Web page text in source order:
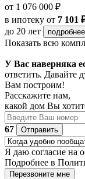
от 1 076 000 ₽
в ипотеку от 7 101
до 20 лет
подробнее
Показать всю
У Вас наверняка
ответить. Давайте
Вам построим!
Расскажите нам,
какой дом Вы
67
Отправить
Я даю согласие на
Подробнее в
Перезвоните мне